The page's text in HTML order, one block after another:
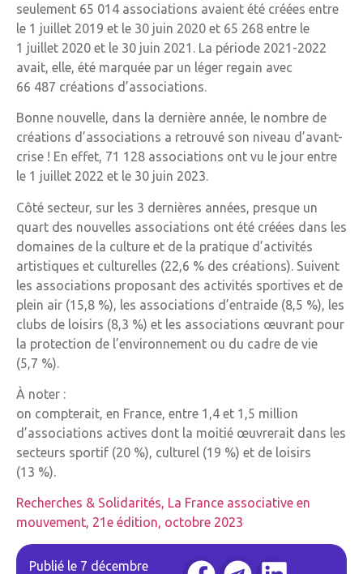
seulement 65 014 associations avaient été créées entre
le 1 juillet 2019 et le 30 juin 2020 et 65 268 entre le
1 juillet 2020 et le 30 juin 2021. La période 2021-2022
avait, elle, été marquée par un léger regain avec
66 487 créations d’associations.
Bonne nouvelle, dans la dernière année, le nombre de
créations d’associations a retrouvé son niveau d’avant-
crise ! En effet, 71 128 associations ont vu le jour entre
le 1 juillet 2022 et le 30 juin 2023.
Côté secteur, sur les 3 dernières années, presque un
quart des nouvelles associations ont été créées dans les
domaines de la culture et de la pratique d’activités
artistiques et culturelles (22,6 % des créations). Suivent
les associations proposant des activités sportives et de
plein air (15,8 %), les associations d’entraide (8,5 %), les
clubs de loisirs (8,3 %) et les associations œuvrant pour
la protection de l’environnement ou du cadre de vie
(5,7 %).
À noter :
on compterait, en France, entre 1,4 et 1,5 million
d’associations actives dont la moitié œuvrerait dans les
secteurs sportif (20 %), culturel (19 %) et de loisirs
(13 %).
Recherches & Solidarités, La France associative en
mouvement, 21e édition, octobre 2023
Publié le 7 décembre